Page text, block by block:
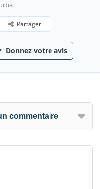
Partager
Donnez votre avis
commentaire